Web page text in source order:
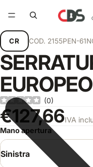
CR COD. 2155PEN-
(0)
€127,66IVA
Mano apertura